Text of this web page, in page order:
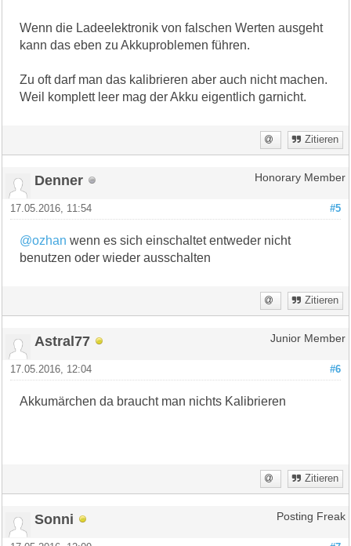
Wenn die Ladeelektronik von falschen Werten ausgeht
kann das eben zu Akkuproblemen führen.
Zu oft darf man das kalibrieren aber auch nicht machen.
Weil komplett leer mag der Akku eigentlich garnicht.
Zitieren
Denner Honorary Member
#5
17.05.2016, 11:54
@ozhan wenn es sich einschaltet entweder nicht
benutzen oder wieder ausschalten
Zitieren
Astral77 Junior Member
#6
17.05.2016, 12:04
Akkumärchen da braucht man nichts Kalibrieren
Zitieren
Sonni Posting Freak